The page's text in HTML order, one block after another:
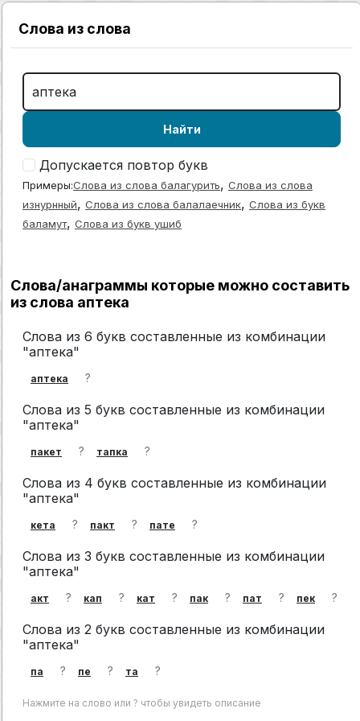
Слова из слова
Найти
Допускается повтор букв
Примеры:Слова из слова балагурить, Слова из слова
изнурнный, Слова из слова балалаечник, Слова из букв
баламут, Слова из букв ушиб
Слова/анаграммы которые можно составить
из слова аптека
Слова из 6 букв составленные из комбинации
"аптека"
аптека ?
Слова из 5 букв составленные из комбинации
"аптека"
пакет ? тапка ?
Слова из 4 букв составленные из комбинации
"аптека"
кета ? пакт ? пате ?
Слова из 3 букв составленные из комбинации
"аптека"
акт ? кап ? кат ? пак ? пат ? пек ?
Слова из 2 букв составленные из комбинации
"аптека"
па ? пе ? та ?
Нажмите на слово или ? чтобы увидеть описание